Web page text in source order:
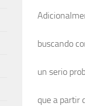
buscando
un serio
que a partir